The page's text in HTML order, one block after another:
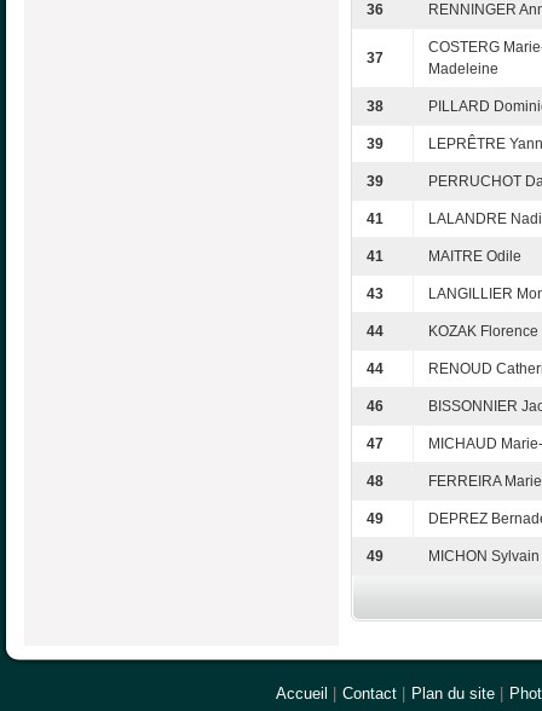
36 RENNINGER
37
COSTERG
Madeleine
38 PILLARD
39 LEPRÊTRE
39 PERRUCHOT
41 LALANDRE
41 MAITRE Odile
43 LANGILLIER
44 KOZAK Florence
44 RENOUD
46 BISSONNIER
47 MICHAUD
48 FERREIRA
49 DEPREZ
49 MICHON Sylvain
Accueil Contact Plan du site